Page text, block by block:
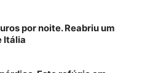
por noite. Reabriu um
Itália